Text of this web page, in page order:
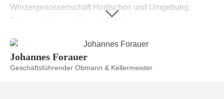
Winzergenossenschaft Horitschon und Umgebung.
Eichenwald verarbeitet die Trauben von
Raiding, Deutschkreutz und Unterpetersdorf. Neben der
Leitsorte Blaufränkisch werden auch regions- und
Johannes Forauer
Geschäftsführender Obmann & Kellermeister